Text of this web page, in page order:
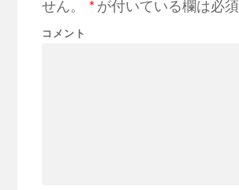
せん。
* が付いている欄は必
コメント